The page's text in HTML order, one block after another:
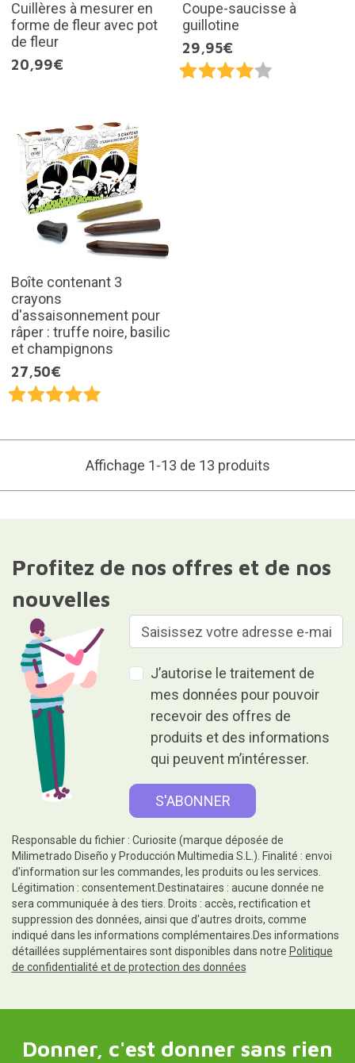
Cuillères à mesurer en
forme de fleur avec pot
de fleur
20,99€
Coupe-saucisse à
guillotine
29,95€
Boîte contenant 3
crayons
d'assaisonnement pour
râper : truffe noire, basilic
et champignons
27,50€
Affichage 1-13 de 13 produits
Profitez de nos offres et de nos
nouvelles
J’autorise le traitement de
mes données pour pouvoir
recevoir des offres de
produits et des informations
qui peuvent m’intéresser.
Responsable du fichier : Curiosite (marque déposée de
Milimetrado Diseño y Producción Multimedia S.L.). Finalité : envoi
d'information sur les commandes, les produits ou les services.
Légitimation : consentement.Destinataires : aucune donnée ne
sera communiquée à des tiers. Droits : accès, rectification et
suppression des données, ainsi que d'autres droits, comme
indiqué dans les informations complémentaires.Des informations
détaillées supplémentaires sont disponibles dans notre Politique
de confidentialité et de protection des données
Donner, c'est donner sans rien